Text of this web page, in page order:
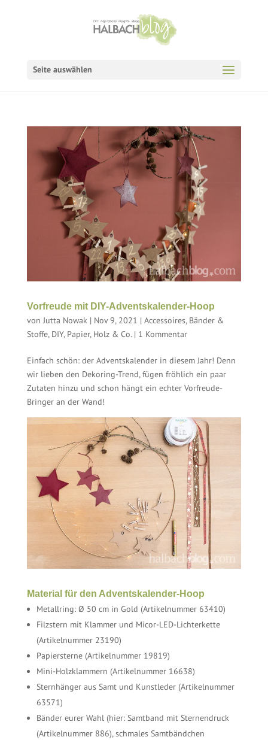
Seite auswählen
Vorfreude mit DIY-Adventskalender-Hoop
vonJutta Nowak| Nov 9, 2021 | Accessoires, Bänder &
Stoffe, DIY, Papier, Holz & Co.| 1 Kommentar
Einfach schön: der Adventskalender in diesem Jahr! Denn
wir lieben den Dekoring-Trend, fügen fröhlich ein paar
Zutaten hinzu und schon hängt ein echter Vorfreude-
Bringer an der Wand!
Material für den Adventskalender-Hoop
Metallring: Ø 50 cm in Gold (Artikelnummer 63410)
Filzstern mit Klammer und Micor-LED-Lichterkette
(Artikelnummer 23190)
Papiersterne (Artikelnummer 19819)
Mini-Holzklammern (Artikelnummer 16638)
Sternhänger aus Samt und Kunstleder (Artikelnummer
63571)
Bänder eurer Wahl (hier: Samtband mit Sternendruck
(Artikelnummer 886), schmales Samtbändchen